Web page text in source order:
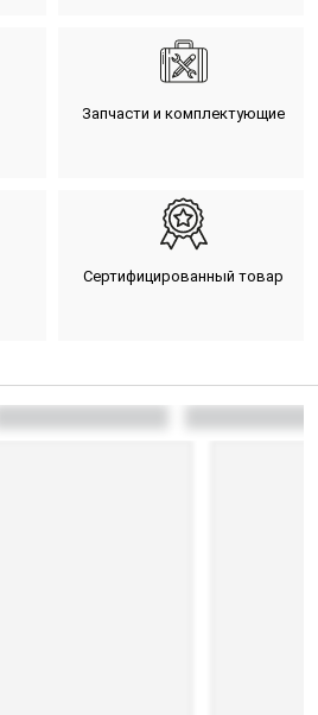
Запчасти и комплектующие
Сертифицированный товар